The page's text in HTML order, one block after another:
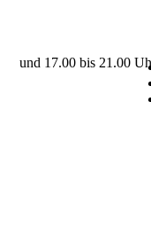
und 17.00 bis 21.00